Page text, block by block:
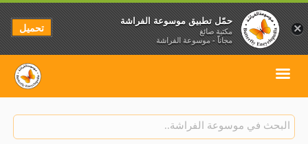
×
حمّل تطبيق موسوعة الفراشة
مكتبة صائغ
مجاناً - موسوعة الفراشة
تحميل